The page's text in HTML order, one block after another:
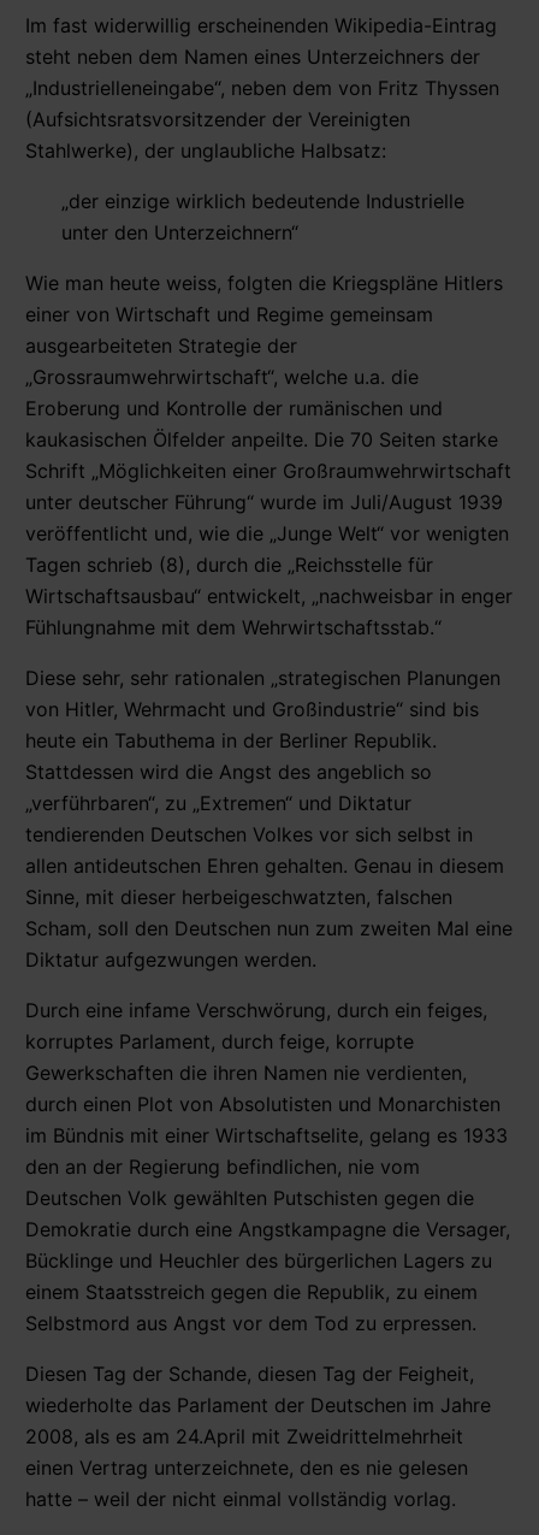
Im fast widerwillig erscheinenden Wikipedia-Eintrag
steht neben dem Namen eines Unterzeichners der
„Industrielleneingabe“, neben dem von Fritz Thyssen
(Aufsichtsratsvorsitzender der Vereinigten
Stahlwerke), der unglaubliche Halbsatz:
„der einzige wirklich bedeutende Industrielle
unter den Unterzeichnern“
Wie man heute weiss, folgten die Kriegspläne Hitlers
einer von Wirtschaft und Regime gemeinsam
ausgearbeiteten Strategie der
„Grossraumwehrwirtschaft“, welche u.a. die
Eroberung und Kontrolle der rumänischen und
kaukasischen Ölfelder anpeilte. Die 70 Seiten starke
Schrift „Möglichkeiten einer Großraumwehrwirtschaft
unter deutscher Führung“ wurde im Juli/August 1939
veröffentlicht und, wie die „Junge Welt“ vor wenigten
Tagen schrieb (8), durch die „Reichsstelle für
Wirtschaftsausbau“ entwickelt, „nachweisbar in enger
Fühlungnahme mit dem Wehrwirtschaftsstab.“
Diese sehr, sehr rationalen „strategischen Planungen
von Hitler, Wehrmacht und Großindustrie“ sind bis
heute ein Tabuthema in der Berliner Republik.
Stattdessen wird die Angst des angeblich so
„verführbaren“, zu „Extremen“ und Diktatur
tendierenden Deutschen Volkes vor sich selbst in
allen antideutschen Ehren gehalten. Genau in diesem
Sinne, mit dieser herbeigeschwatzten, falschen
Scham, soll den Deutschen nun zum zweiten Mal eine
Diktatur aufgezwungen werden.
Durch eine infame Verschwörung, durch ein feiges,
korruptes Parlament, durch feige, korrupte
Gewerkschaften die ihren Namen nie verdienten,
durch einen Plot von Absolutisten und Monarchisten
im Bündnis mit einer Wirtschaftselite, gelang es 1933
den an der Regierung befindlichen, nie vom
Deutschen Volk gewählten Putschisten gegen die
Demokratie durch eine Angstkampagne die Versager,
Bücklinge und Heuchler des bürgerlichen Lagers zu
einem Staatsstreich gegen die Republik, zu einem
Selbstmord aus Angst vor dem Tod zu erpressen.
Diesen Tag der Schande, diesen Tag der Feigheit,
wiederholte das Parlament der Deutschen im Jahre
2008, als es am 24.April mit Zweidrittelmehrheit
einen Vertrag unterzeichnete, den es nie gelesen
hatte – weil der nicht einmal vollständig vorlag.